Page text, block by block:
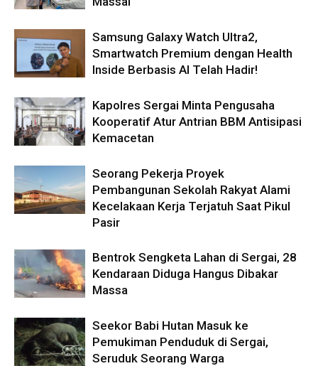
Samsung Galaxy Watch Ultra2,
Smartwatch Premium dengan Health
Inside Berbasis AI Telah Hadir!
Kapolres Sergai Minta Pengusaha
Kooperatif Atur Antrian BBM Antisipasi
Kemacetan
Seorang Pekerja Proyek
Pembangunan Sekolah Rakyat Alami
Kecelakaan Kerja Terjatuh Saat Pikul
Pasir
Bentrok Sengketa Lahan di Sergai, 28
Kendaraan Diduga Hangus Dibakar
Massa
Seekor Babi Hutan Masuk ke
Pemukiman Penduduk di Sergai,
Seruduk Seorang Warga